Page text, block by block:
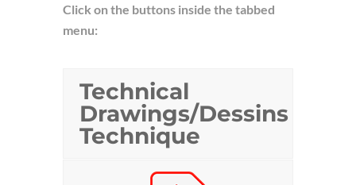
Click on the buttons inside the tabbed
menu:
Technical
Drawings/Dessins
Technique